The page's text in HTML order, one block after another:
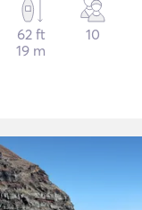
62 ft
19 m
10